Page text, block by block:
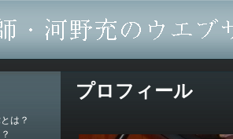
は？
プロフィール